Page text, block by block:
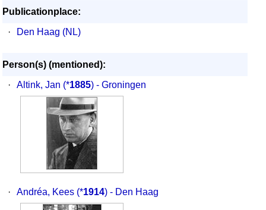
Publicationplace:
·
Den Haag (NL)
Person(s) (mentioned):
·
Altink, Jan (*1885) - Groningen
· Andréa, Kees (*1914) - Den Haag